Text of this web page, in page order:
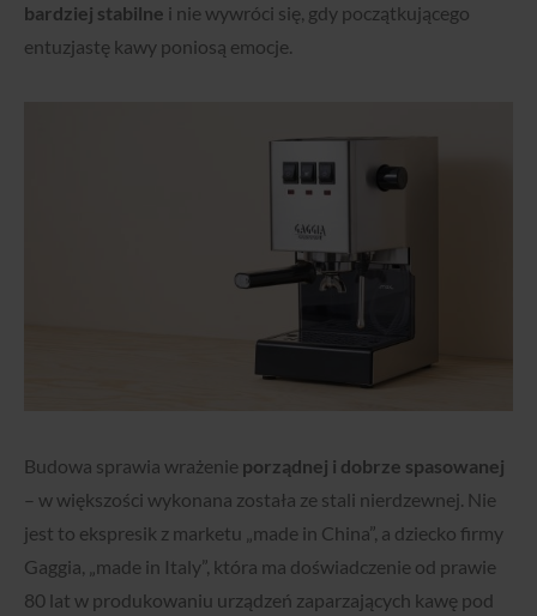
bardziej stabilne i nie wywróci się, gdy początkującego
entuzjastę kawy poniosą emocje.
Budowa sprawia wrażenie porządnej i dobrze spasowanej
– w większości wykonana została ze stali nierdzewnej. Nie
jest to ekspresik z marketu „made in China”, a dziecko firmy
Gaggia, „made in Italy”, która ma doświadczenie od prawie
80 lat w produkowaniu urządzeń zaparzających kawę pod